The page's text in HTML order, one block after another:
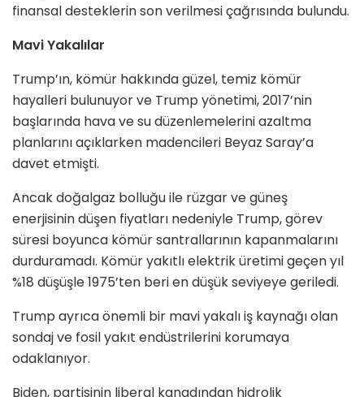
finansal desteklerin son verilmesi çağrısında bulundu.
Mavi Yakalılar
Trump’ın, kömür hakkında güzel, temiz kömür
hayalleri bulunuyor ve Trump yönetimi, 2017’nin
başlarında hava ve su düzenlemelerini azaltma
planlarını açıklarken madencileri Beyaz Saray’a
davet etmişti.
Ancak doğalgaz bolluğu ile rüzgar ve güneş
enerjisinin düşen fiyatları nedeniyle Trump, görev
süresi boyunca kömür santrallarının kapanmalarını
durduramadı. Kömür yakıtlı elektrik üretimi geçen yıl
%18 düşüşle 1975’ten beri en düşük seviyeye geriledi.
Trump ayrıca önemli bir mavi yakalı iş kaynağı olan
sondaj ve fosil yakıt endüstrilerini korumaya
odaklanıyor.
Biden, partisinin liberal kanadından hidrolik